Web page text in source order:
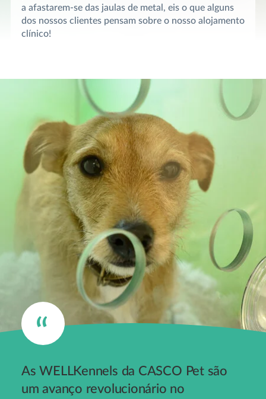
a afastarem-se das jaulas de metal, eis o que alguns
dos nossos clientes pensam sobre o nosso alojamento
clínico!
As WELLKennels da CASCO Pet são
um avanço revolucionário no